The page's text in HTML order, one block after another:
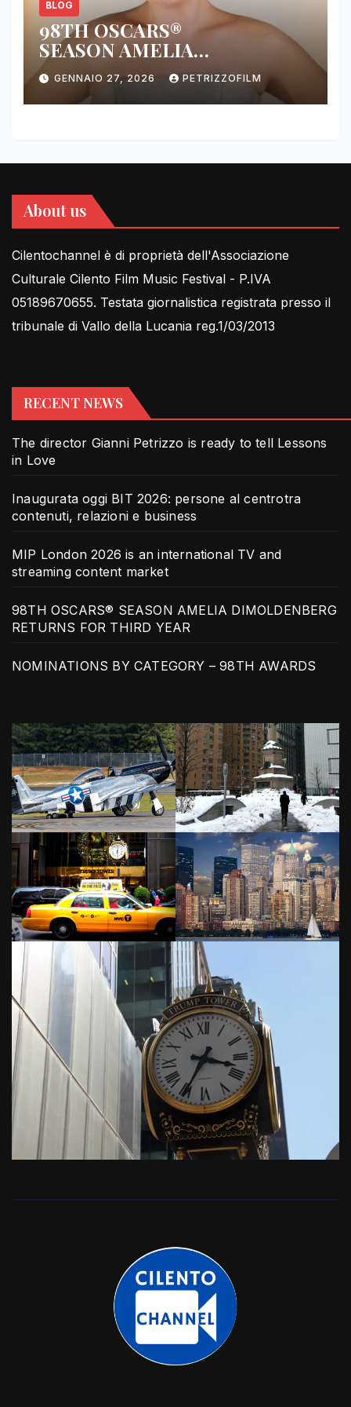
BLOG
98TH OSCARS®
SEASON AMELIA
DIMOLDENBERG RETURNS
FOR THIRD YEAR
GENNAIO 27, 2026 PETRIZZOFILM
About us
Cilentochannel è di proprietà dell'Associazione
Culturale Cilento Film Music Festival - P.IVA
05189670655. Testata giornalistica registrata presso il
tribunale di Vallo della Lucania reg.1/03/2013
RECENT NEWS
The director Gianni Petrizzo is ready to tell Lessons
in Love
Inaugurata oggi BIT 2026: persone al centrotra
contenuti, relazioni e business
MIP London 2026 is an international TV and
streaming content market
98TH OSCARS® SEASON AMELIA DIMOLDENBERG
RETURNS FOR THIRD YEAR
NOMINATIONS BY CATEGORY – 98TH AWARDS